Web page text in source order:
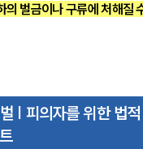
팀소개
팀소개
벌금이나 구류에 처해질
| 피의자를 위한 법